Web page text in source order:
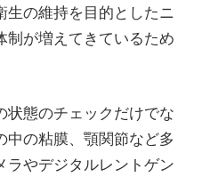
の維持を目的としたニ
制が増えてきているため
態のチェックだけでな
中の粘膜、顎関節など多
やデジタルレントゲン